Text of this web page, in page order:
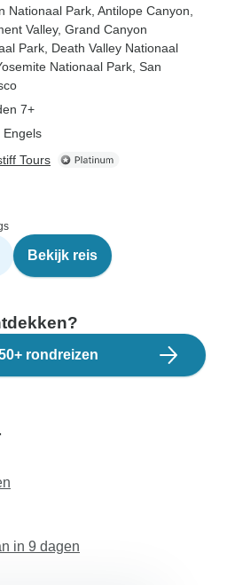
Nationaal Park , Antilope Canyon
Valley, Grand Canyon
Park , Death Valley Nationaal
Nationaal Park , San
7+
Engels
Tours
Bekijk reis
rondreizen
in 9 dagen